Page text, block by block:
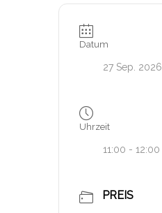
Datum
27 Sep. 2026
Uhrzeit
11:00 - 12:00
PREIS